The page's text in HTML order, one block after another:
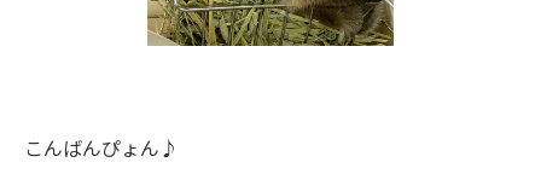
こんばんぴょん♪